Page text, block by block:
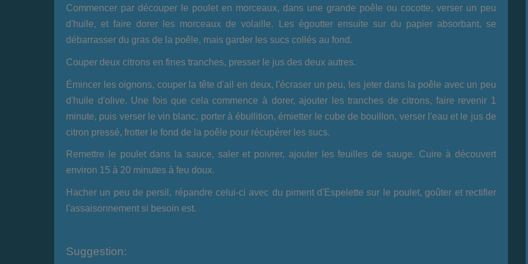
Commencer par découper le poulet en morceaux, dans une grande poêle ou cocotte, verser un peu
d'huile, et faire dorer les morceaux de volaille. Les égoutter ensuite sur du papier absorbant, se
débarrasser du gras de la poêle, mais garder les sucs collés au fond.
Couper deux citrons en fines tranches, presser le jus des deux autres.
Émincer les oignons, couper la tête d'ail en deux, l'écraser un peu, les jeter dans la poêle avec un peu
d'huile d'olive. Une fois que cela commence à dorer, ajouter les tranches de citrons, faire revenir 1
minute, puis verser le vin blanc, porter à ébullition, émietter le cube de bouillon, verser l'eau et le jus de
citron pressé, frotter le fond de la poêle pour récupérer les sucs.
Remettre le poulet dans la sauce, saler et poivrer, ajouter les feuilles de sauge. Cuire à découvert
environ 15 à 20 minutes à feu doux.
Hacher un peu de persil, répandre celui-ci avec du piment d'Espelette sur le poulet, goûter et rectifier
l'assaisonnement si besoin est.
Suggestion: